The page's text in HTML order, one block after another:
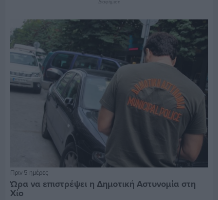
Διαφήμιση
Πριν 5 ημέρες
Ώρα να επιστρέψει η Δημοτική Αστυνομία στη
Χίο